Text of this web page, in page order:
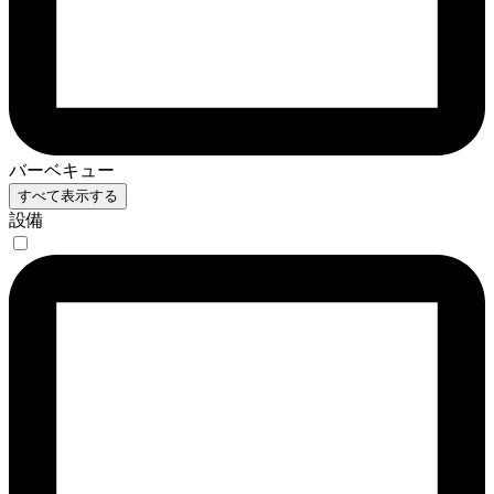
バーベキュー
すべて表示する
設備